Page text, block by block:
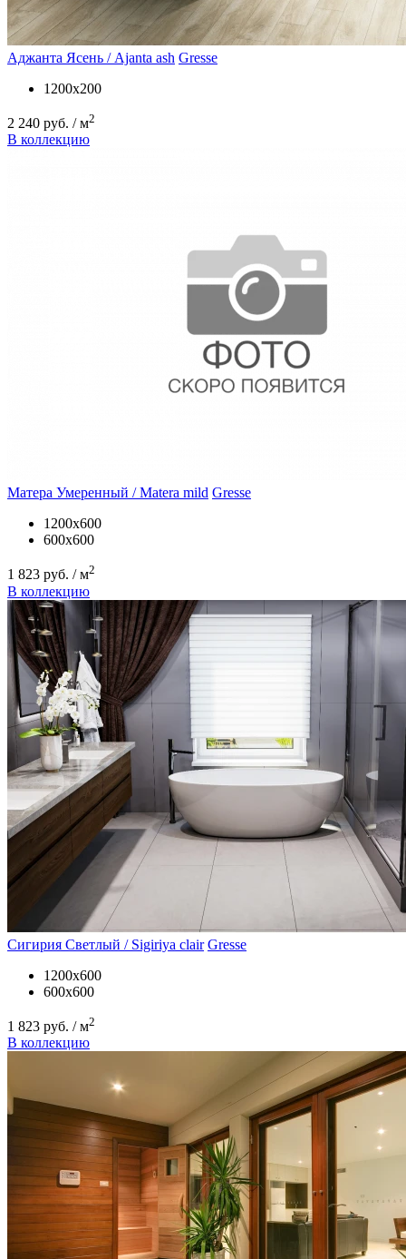
Аджанта Ясень / Ajanta ash Gresse
1200х200
2 240 руб. / м2
В коллекцию
Матера Умеренный / Matera mild Gresse
1200х600
600х600
1 823 руб. / м2
В коллекцию
Сигирия Светлый / Sigiriya clair Gresse
1200х600
600х600
1 823 руб. / м2
В коллекцию